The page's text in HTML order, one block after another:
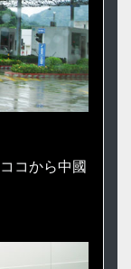
コから中國